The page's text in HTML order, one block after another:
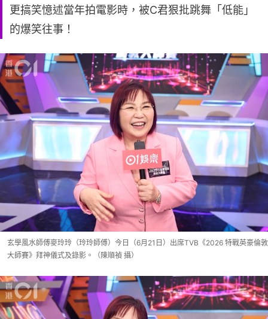
更搞笑憶述當年拍電影時，被C君狠批跳舞「低能」
的爆笑往事！
玄學風水師傅麥玲玲（玲玲師傅）今日（6月21日）出席TVB《2026 特戰英豪倫敦
大師賽》拜神儀式及錄影。（陳順禎 攝）